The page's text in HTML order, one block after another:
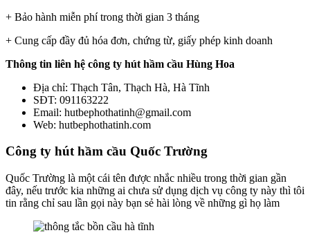
+ Bảo hành miễn phí trong thời gian 3 tháng
+ Cung cấp đầy đủ hóa đơn, chứng từ, giấy phép kinh doanh
Thông tin liên hệ công ty hút hầm cầu Hùng Hoa
Địa chỉ: Thạch Tân, Thạch Hà, Hà Tĩnh
SĐT: 091163222
Email: hutbephothatinh@gmail.com
Web: hutbephothatinh.com
Công ty hút hầm cầu Quốc Trường
Quốc Trường là một cái tên được nhắc nhiều trong thời gian gần
đây, nếu trước kia những ai chưa sử dụng dịch vụ công ty này thì tôi
tin rằng chỉ sau lần gọi này bạn sẻ hài lòng về những gì họ làm